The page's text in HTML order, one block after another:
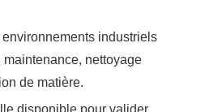
industriels
nettoyage
de matière.
disponible pour valider